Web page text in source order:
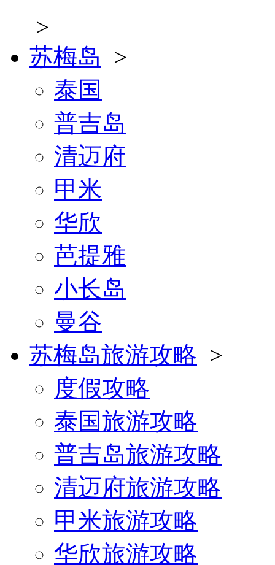
>
苏梅岛
>
泰国
普吉岛
清迈府
甲米
华欣
芭提雅
小长岛
曼谷
苏梅岛旅游攻略 >
度假攻略
泰国旅游攻略
普吉岛旅游攻略
清迈府旅游攻略
甲米旅游攻略
华欣旅游攻略